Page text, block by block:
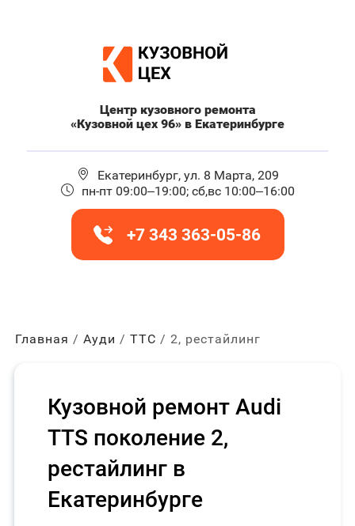
Центр кузовного ремонта
«Кузовной цех 96» в Екатеринбурге
Екатеринбург, ул. 8 Марта, 209
пн-пт 09:00–19:00; сб,вс 10:00–16:00
+7 343 363-05-86
Главная Ауди ТТС 2, рестайлинг
Кузовной ремонт Audi
TTS поколение 2,
рестайлинг в
Екатеринбурге